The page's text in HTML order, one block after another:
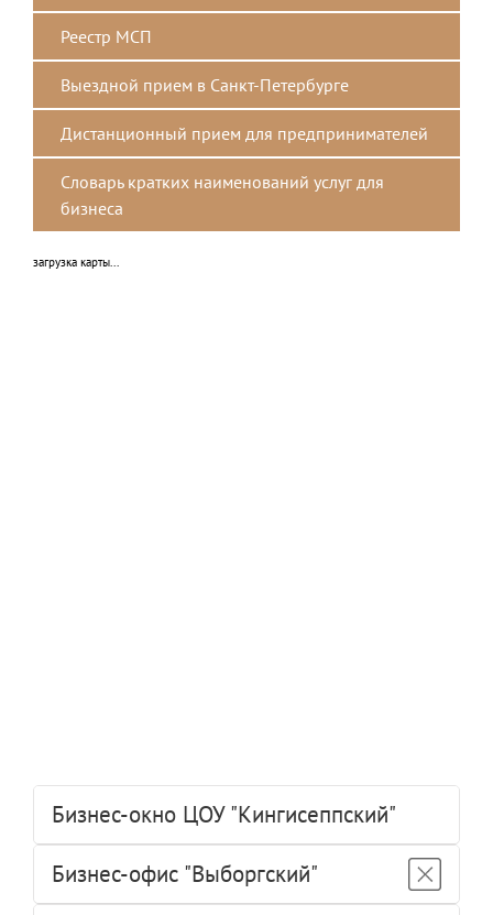
Реестр МСП
Выездной прием в Санкт-Петербурге
Дистанционный прием для предпринимателей
Словарь кратких наименований услуг для
бизнеса
загрузка карты...
Бизнес-окно ЦОУ "Кингисеппский"
Бизнес-офис "Выборгский"